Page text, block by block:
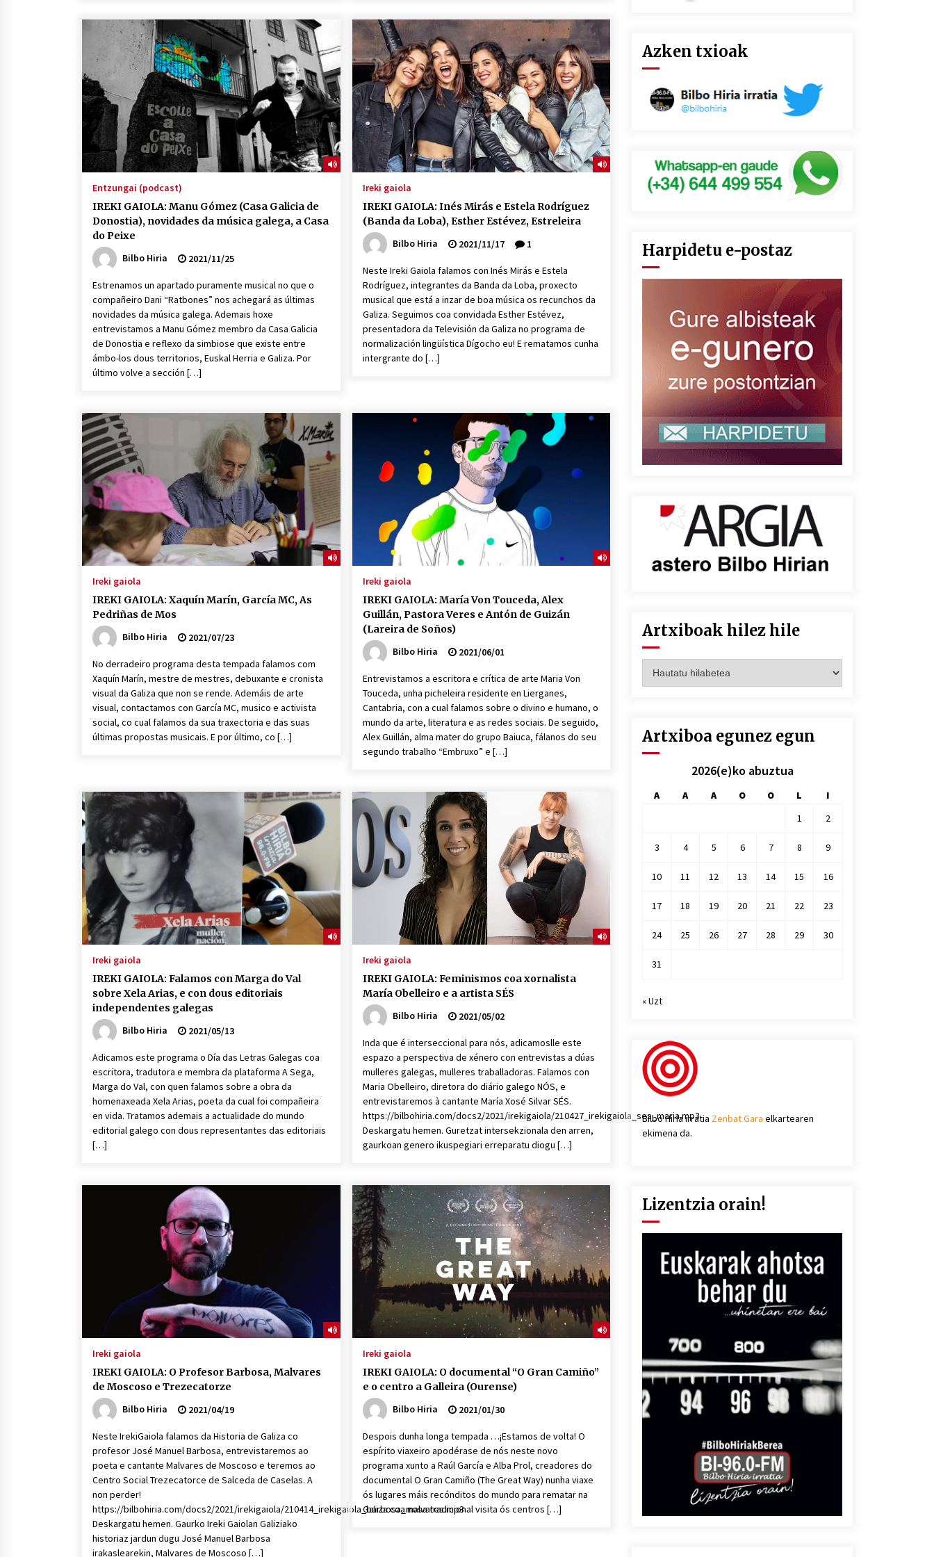
Entzungai (podcast)
IREKI GAIOLA: Manu Gómez (Casa Galicia de
Donostia), novidades da música galega, a Casa
do Peixe
Bilbo Hiria
2021/11/25
Estrenamos un apartado puramente musical no que o
compañeiro Dani “Ratbones” nos achegará as últimas
novidades da música galega. Ademais hoxe
entrevistamos a Manu Gómez membro da Casa Galicia
de Donostia e reflexo da simbiose que existe entre
ámbo-los dous territorios, Euskal Herria e Galiza. Por
último volve a sección […]
Ireki gaiola
IREKI GAIOLA: Inés Mirás e Estela Rodríguez
(Banda da Loba), Esther Estévez, Estreleira
Bilbo Hiria
2021/11/17 1
Neste Ireki Gaiola falamos con Inés Mirás e Estela
Rodríguez, integrantes da Banda da Loba, proxecto
musical que está a inzar de boa música os recunchos da
Galiza. Seguimos coa convidada Esther Estévez,
presentadora da Televisión da Galiza no programa de
normalización lingüística Dígocho eu! E rematamos cunha
intergrante do […]
Ireki gaiola
IREKI GAIOLA: Xaquín Marín, García MC, As
Pedriñas de Mos
Bilbo Hiria
2021/07/23
No derradeiro programa desta tempada falamos com
Xaquín Marín, mestre de mestres, debuxante e cronista
visual da Galiza que non se rende. Ademáis de arte
visual, contactamos con García MC, musico e activista
social, co cual falamos da sua traxectoria e das suas
últimas propostas musicais. E por último, co […]
Ireki gaiola
IREKI GAIOLA: María Von Touceda, Alex
Guillán, Pastora Veres e Antón de Guizán
(Lareira de Soños)
Bilbo Hiria
2021/06/01
Entrevistamos a escritora e crítica de arte Maria Von
Touceda, unha picheleira residente en Lierganes,
Cantabria, con a cual falamos sobre o divino e humano, o
mundo da arte, literatura e as redes sociais. De seguido,
Alex Guillán, alma mater do grupo Baiuca, fálanos do seu
segundo trabalho “Embruxo” e […]
Ireki gaiola
IREKI GAIOLA: Falamos con Marga do Val
sobre Xela Arias, e con dous editoriais
independentes galegas
Bilbo Hiria
2021/05/13
Adicamos este programa o Día das Letras Galegas coa
escritora, tradutora e membra da plataforma A Sega,
Marga do Val, con quen falamos sobre a obra da
homenaxeada Xela Arias, poeta da cual foi compañeira
en vida. Tratamos ademais a actualidade do mundo
editorial galego con dous representantes das editoriais
[…]
Ireki gaiola
IREKI GAIOLA: Feminismos coa xornalista
María Obelleiro e a artista SÉS
Bilbo Hiria
2021/05/02
Inda que é interseccional para nós, adicamoslle este
espazo a perspectiva de xénero con entrevistas a dúas
mulleres galegas, mulleres traballadoras. Falamos con
Maria Obelleiro, diretora do diário galego NÓS, e
entrevistaremos à cantante María Xosé Silvar SÉS.
https://bilbohiria.com/docs2/2021/irekigaiola/210427_irekigaiola_ses_maria.mp3
Deskargatu hemen. Guretzat intersekzionala den arren,
gaurkoan genero ikuspegiari erreparatu diogu […]
Ireki gaiola
IREKI GAIOLA: O Profesor Barbosa, Malvares
de Moscoso e Trezecatorze
Bilbo Hiria
2021/04/19
Neste IrekiGaiola falamos da Historia de Galiza co
profesor José Manuel Barbosa, entrevistaremos ao
poeta e cantante Malvares de Moscoso e teremos ao
Centro Social Trezecatorce de Salceda de Caselas. A
non perder!
https://bilbohiria.com/docs2/2021/irekigaiola/210414_irekigaiola_barbosa_malvares.mp3
Deskargatu hemen. Gaurko Ireki Gaiolan Galiziako
historiaz jardun dugu José Manuel Barbosa
irakaslearekin, Malvares de Moscoso […]
Ireki gaiola
IREKI GAIOLA: O documental “O Gran Camiño”
e o centro a Galleira (Ourense)
Bilbo Hiria
2021/01/30
Despois dunha longa tempada …¡Estamos de volta! O
espírito viaxeiro apodérase de nós neste novo
programa xunto a Raúl García e Alba Prol, creadores do
documental O Gran Camiño (The Great Way) nunha viaxe
ós lugares máis recónditos do mundo para rematar na
Galiza coa nosa tradicional visita ós centros […]
Azken txioak
Harpidetu e-postaz
Artxiboak hilez hile
hilez
Artxiboa egunez egun
2026(e)ko abuztua
A A A O O L
I
1
2
3 4 5 6 7 8 9
10 11 12 13 14 15 16
17 18 19 20 21 22 23
24 25 26 27 28 29 30
31
« Uzt
Bilbo Hiria irratia Zenbat Gara elkartearen
ekimena da.
Lizentzia orain!